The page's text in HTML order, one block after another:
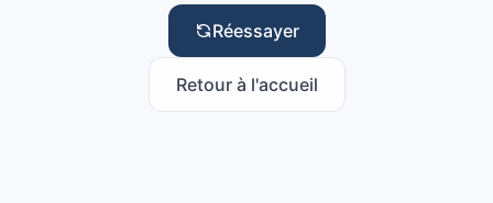
Réessayer
Retour à l'accueil